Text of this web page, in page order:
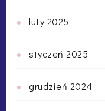
luty 2025
styczeń 2025
grudzień 2024